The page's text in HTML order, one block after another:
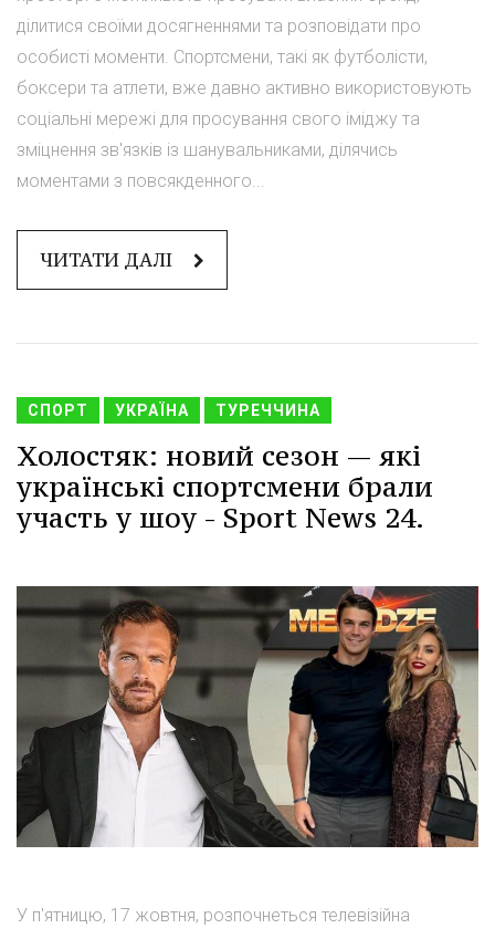
ділитися своїми досягненнями та розповідати про
особисті моменти. Спортсмени, такі як футболісти,
боксери та атлети, вже давно активно використовують
соціальні мережі для просування свого іміджу та
зміцнення зв'язків із шанувальниками, ділячись
моментами з повсякденного...
ЧИТАТИ ДАЛІ
СПОРТ УКРАЇНА ТУРЕЧЧИНА
Холостяк: новий сезон — які
українські спортсмени брали
участь у шоу - Sport News 24.
У п'ятницю, 17 жовтня, розпочнеться телевізійна